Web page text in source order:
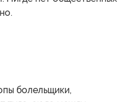
болельщики,